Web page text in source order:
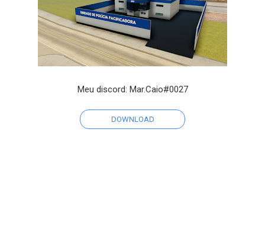
Meu discord: Mar.Caio#0027
DOWNLOAD